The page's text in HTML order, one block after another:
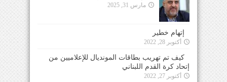
مارس 31, 2025
إتهام خطير
أكتوبر 28, 2022
كيف تم تهريب بطاقات المونديال للإعلاميين من
إتحاد كرة القدم اللبناني
أكتوبر 27, 2022